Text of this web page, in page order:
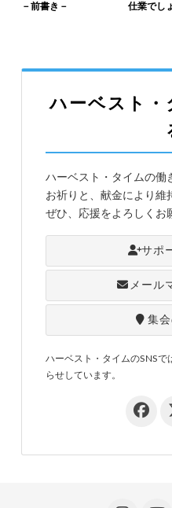
－前書き－
仕業でし
ハーベスト・
ハーベスト・タイムの働
お祈りと、献金により維
ぜひ、応援をよろしくお
サポ
メール
集
ハーベスト・タイムのSNSで
らせしています。